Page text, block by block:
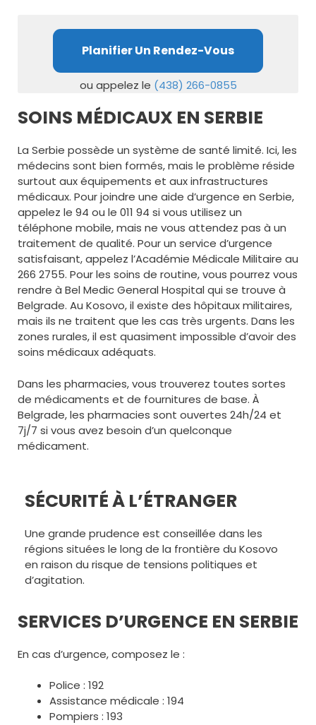
Planifier Un Rendez-Vous
ou appelez le (438) 266-0855
SOINS MÉDICAUX EN SERBIE
La Serbie possède un système de santé limité. Ici, les
médecins sont bien formés, mais le problème réside
surtout aux équipements et aux infrastructures
médicaux. Pour joindre une aide d’urgence en Serbie,
appelez le 94 ou le 011 94 si vous utilisez un
téléphone mobile, mais ne vous attendez pas à un
traitement de qualité. Pour un service d’urgence
satisfaisant, appelez l’Académie Médicale Militaire au
266 2755. Pour les soins de routine, vous pourrez vous
rendre à Bel Medic General Hospital qui se trouve à
Belgrade. Au Kosovo, il existe des hôpitaux militaires,
mais ils ne traitent que les cas très urgents. Dans les
zones rurales, il est quasiment impossible d’avoir des
soins médicaux adéquats.
Dans les pharmacies, vous trouverez toutes sortes
de médicaments et de fournitures de base. À
Belgrade, les pharmacies sont ouvertes 24h/24 et
7j/7 si vous avez besoin d’un quelconque
médicament.
SÉCURITÉ À L’ÉTRANGER
Une grande prudence est conseillée dans les
régions situées le long de la frontière du Kosovo
en raison du risque de tensions politiques et
d’agitation.
SERVICES D’URGENCE EN SERBIE
En cas d’urgence, composez le :
Police : 192
Assistance médicale : 194
Pompiers : 193